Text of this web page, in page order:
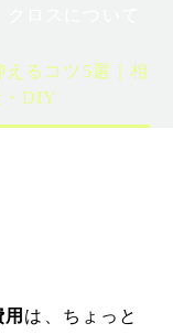
るコツ5選｜相
・DIY
は、ちょっと